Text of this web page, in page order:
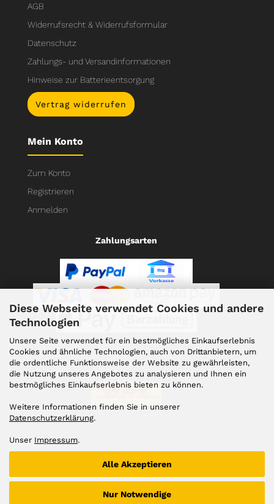
Diese Webseite verwendet Cookies und andere
Technologien
Unsere Seite verwendet für ein bestmögliches Einkaufserlebnis
Cookies und ähnliche Technologien, auch von Drittanbietern, um
die ordentliche Funktionsweise der Website zu gewährleisten,
die Nutzung unseres Angebotes zu analysieren und Ihnen ein
bestmögliches Einkaufserlebnis bieten zu können.
Weitere Informationen finden Sie in unserer
Datenschutzerklärung.
Unser Impressum.
Alle Akzeptieren
Nur Notwendige
AGB
Widerrufsrecht & Widerrufsformular
Datenschutz
Zahlungs- und Versandinformationen
Hinweise zur Batterieentsorgung
Vertrag widerrufen
Mein Konto
Zum Konto
Registrieren
Anmelden
Zahlungsarten
Versand
Versandkosten